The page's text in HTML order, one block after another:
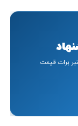
برات قیمت